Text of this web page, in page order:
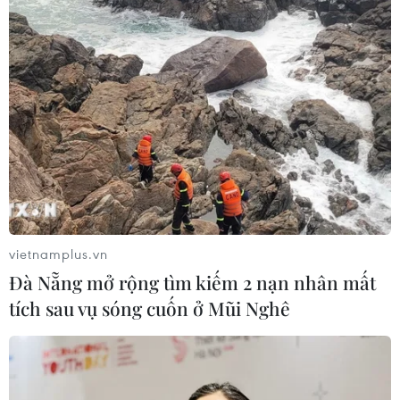
vietnamplus.vn
Đà Nẵng mở rộng tìm kiếm 2 nạn nhân mất
tích sau vụ sóng cuốn ở Mũi Nghê